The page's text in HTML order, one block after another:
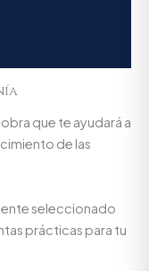
que te ayudará a
de las
seleccionado
prácticas para tu